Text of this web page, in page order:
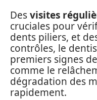
Desvisites
cruciales pour
dents piliers, et
contrôles, le
premiers signes
comme le
dégradation des
rapidement.